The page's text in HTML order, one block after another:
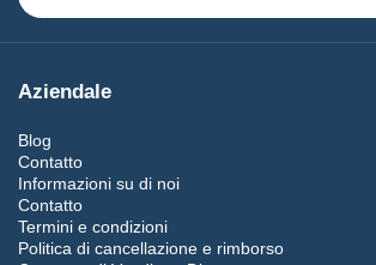
Aziendale
Blog
Contatto
Informazioni su di noi
Contatto
Termini e condizioni
Politica di cancellazione e rimborso